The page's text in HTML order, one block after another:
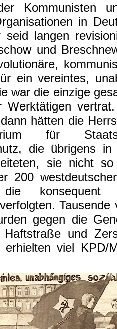
Kommunisten
in
langen
und
ein vereintes,
war die einzige
Werktätigen
hätten die
für
die übrigens
sie nicht
200
die
gegen die
Haftstraße und
erhielten viel KPD/